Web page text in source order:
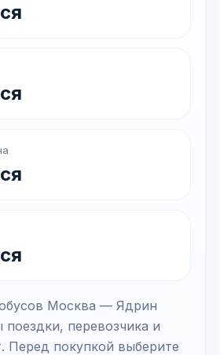
Москва — Ядрин
поездки, перевозчика и
Перед покупкой выберите